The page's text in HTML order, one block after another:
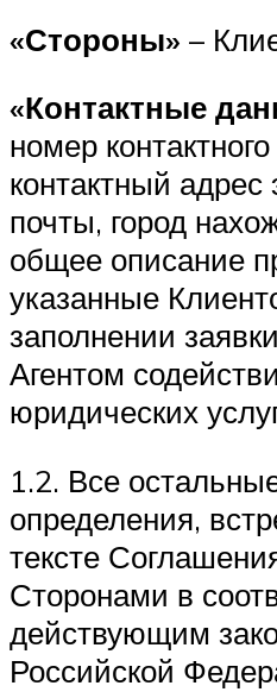
«Стороны» –
«Контактные
номер
контактный адрес
почты, город
общее описание
указанные
заполнении
Агентом
юридических
1.2. Все
определения,
тексте
Сторонами в
действующим
Российской